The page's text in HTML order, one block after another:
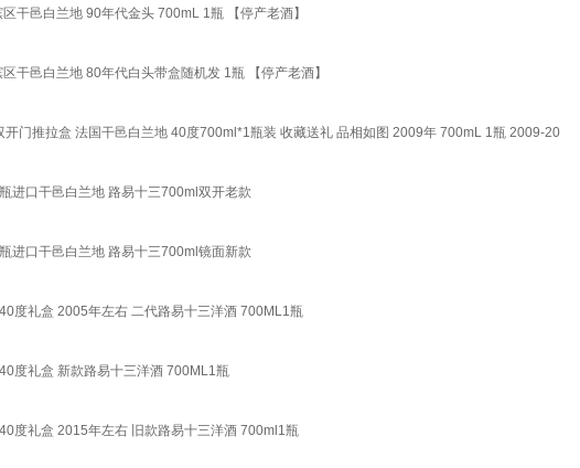
干邑白兰地 90年代金头 700mL 1瓶 【停产老酒】
干邑白兰地 80年代白头带盒随机发 1瓶 【停产老酒】
门推拉盒 法国干邑白兰地 40度700ml*1瓶装 收藏送礼 品相如图 2009年 700mL 1瓶 2009-20
进口干邑白兰地 路易十三700ml双开老款
进口干邑白兰地 路易十三700ml镜面新款
度礼盒 2005年左右 二代路易十三洋酒 700ML1瓶
度礼盒 新款路易十三洋酒 700ML1瓶
度礼盒 2015年左右 旧款路易十三洋酒 700ml1瓶